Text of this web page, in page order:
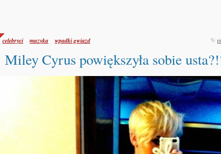
celebryci muzyka wpadki gwiazd
Miley Cyrus powiększyła sobie